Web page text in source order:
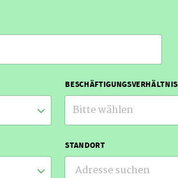
BESCHÄFTIGUNGSVERHÄLTNIS
Bitte wählen
STANDORT